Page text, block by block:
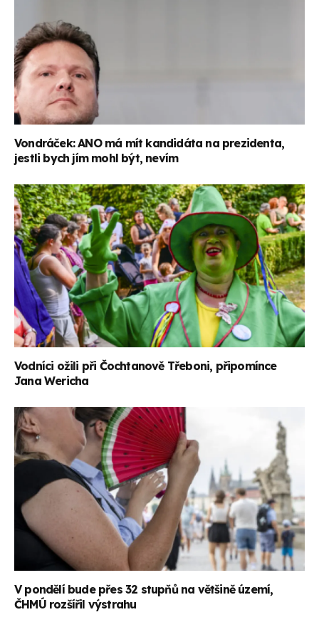
Vondráček: ANO má mít kandidáta na prezidenta,
jestli bych jím mohl být, nevím
Vodníci ožili při Čochtanově Třeboni, připomínce
Jana Wericha
V pondělí bude přes 32 stupňů na většině území,
ČHMÚ rozšířil výstrahu